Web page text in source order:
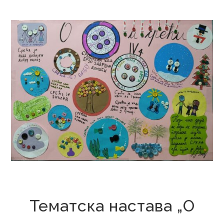
Тематска настава „О